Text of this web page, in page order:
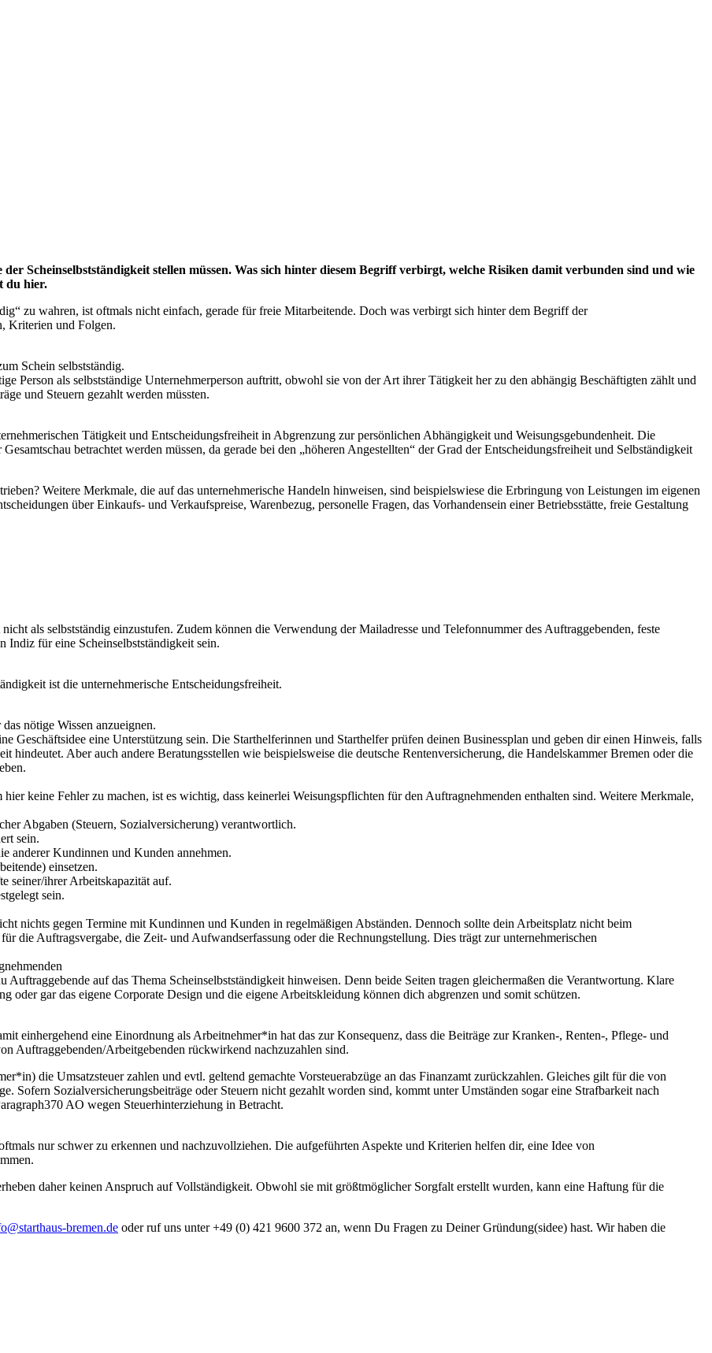
Scheinselbstständigkeit stellen müssen. Was sich hinter diesem Begriff verbirgt, welche Risiken damit verbunden sind und wie
du hier.
zu wahren, ist oftmals nicht einfach, gerade für freie Mitarbeitende. Doch was verbirgt sich hinter dem Begriff der
Kriterien und Folgen.
Schein selbstständig.
Person als selbstständige Unternehmerperson auftritt, obwohl sie von der Art ihrer Tätigkeit her zu den abhängig Beschäftigten zählt und
und Steuern gezahlt werden müssten.
Tätigkeit und Entscheidungsfreiheit in Abgrenzung zur persönlichen Abhängigkeit und Weisungsgebundenheit. Die
betrachtet werden müssen, da gerade bei den „höheren Angestellten“ der Grad der Entscheidungsfreiheit und Selbständigkeit
Weitere Merkmale, die auf das unternehmerische Handeln hinweisen, sind beispielswiese die Erbringung von Leistungen im eigenen
über Einkaufs- und Verkaufspreise, Warenbezug, personelle Fragen, das Vorhandensein einer Betriebsstätte, freie Gestaltung
als selbstständig einzustufen. Zudem können die Verwendung der Mailadresse und Telefonnummer des Auftraggebenden, feste
Indiz für eine Scheinselbstständigkeit sein.
ist die unternehmerische Entscheidungsfreiheit.
nötige Wissen anzueignen.
Geschäftsidee eine Unterstützung sein. Die Starthelferinnen und Starthelfer prüfen deinen Businessplan und geben dir einen Hinweis, falls
hindeutet. Aber auch andere Beratungsstellen wie beispielsweise die deutsche Rentenversicherung, die Handelskammer Bremen oder die
keine Fehler zu machen, ist es wichtig, dass keinerlei Weisungspflichten für den Auftragnehmenden enthalten sind. Weitere Merkmale,
Abgaben (Steuern, Sozialversicherung) verantwortlich.
sein.
anderer Kundinnen und Kunden annehmen.
einsetzen.
seiner/ihrer Arbeitskapazität auf.
sein.
nichts gegen Termine mit Kundinnen und Kunden in regelmäßigen Abständen. Dennoch sollte dein Arbeitsplatz nicht beim
die Auftragsvergabe, die Zeit- und Aufwandserfassung oder die Rechnungstellung. Dies trägt zur unternehmerischen
auf das Thema Scheinselbstständigkeit hinweisen. Denn beide Seiten tragen gleichermaßen die Verantwortung. Klare
oder gar das eigene Corporate Design und die eigene Arbeitskleidung können dich abgrenzen und somit schützen.
einhergehend eine Einordnung als Arbeitnehmer*in hat das zur Konsequenz, dass die Beiträge zur Kranken-, Renten-, Pflege- und
Auftraggebenden/Arbeitgebenden rückwirkend nachzuzahlen sind.
die Umsatzsteuer zahlen und evtl. geltend gemachte Vorsteuerabzüge an das Finanzamt zurückzahlen. Gleiches gilt für die von
Sofern Sozialversicherungsbeiträge oder Steuern nicht gezahlt worden sind, kommt unter Umständen sogar eine Strafbarkeit nach
AO wegen Steuerhinterziehung in Betracht.
nur schwer zu erkennen und nachzuvollziehen. Die aufgeführten Aspekte und Kriterien helfen dir, eine Idee von
daher keinen Anspruch auf Vollständigkeit. Obwohl sie mit größtmöglicher Sorgfalt erstellt wurden, kann eine Haftung für die
bremen.de oder ruf uns unter +49 (0) 421 9600 372 an, wenn Du Fragen zu Deiner Gründung(sidee) hast. Wir haben die